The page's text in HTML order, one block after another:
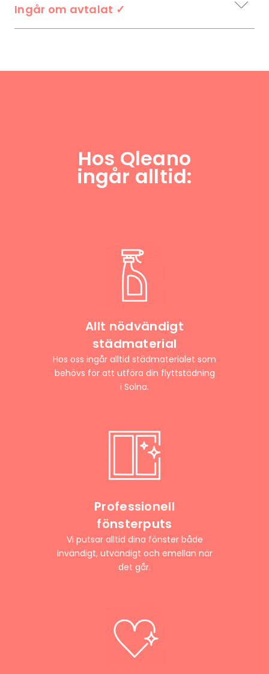
Ingår om avtalat ✓
Hos Qleano
ingår alltid:
Allt nödvändigt
städmaterial
Hos oss ingår alltid städmaterialet som
behövs för att utföra din flyttstädning
i Solna.
Professionell
fönsterputs
Vi putsar alltid dina fönster både
invändigt, utvändigt och emellan när
det går.